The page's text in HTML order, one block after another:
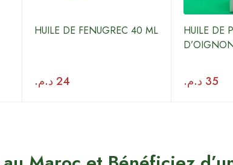
HUILE DE FENUGREC 40 ML
24 د.م.
HUILE DE
35 د.م.